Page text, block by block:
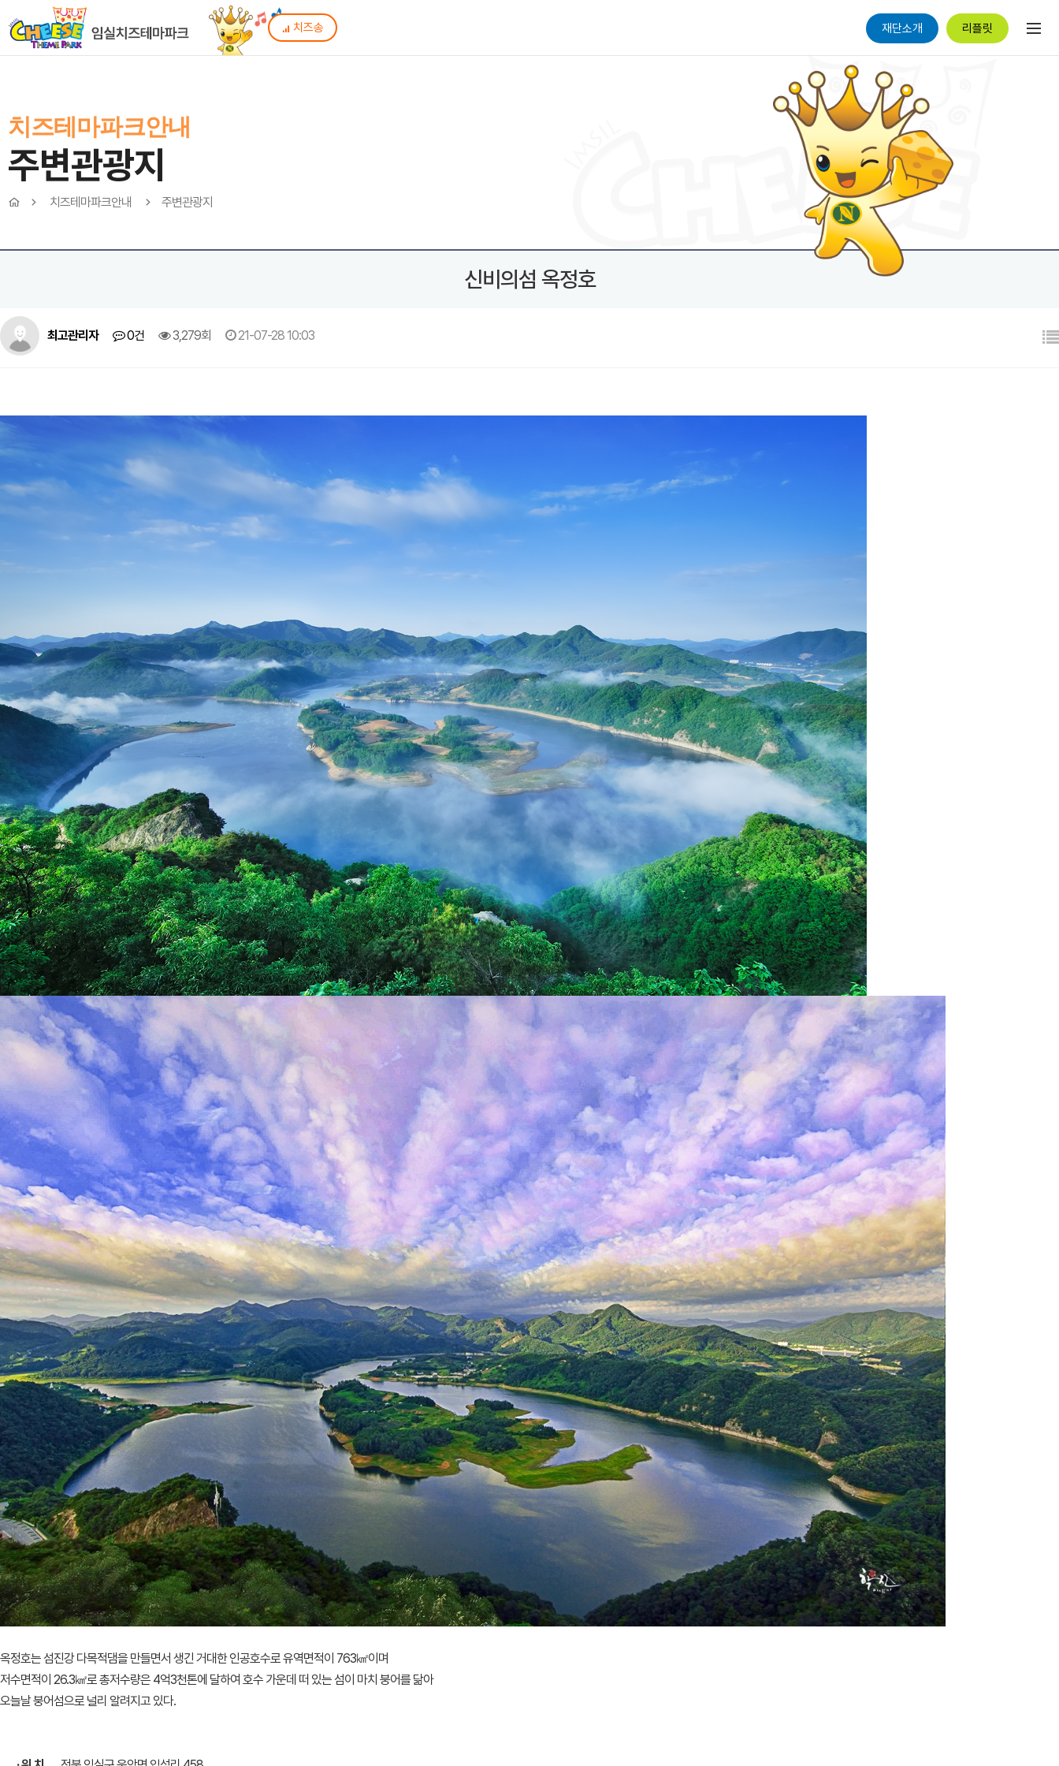
치즈송 재단소개 리플릿
치즈테마파크안내
주변관광지
치즈테마파크안내 주변관광지
신비의섬 옥정호
최고관리자 0건 3,279회 21-07-28 10:03
옥정호는 섬진강 다목적댐을 만들면서 생긴 거대한 인공호수로 유역면적이 763㎢이며
저수면적이 26.3㎢로 총저수량은 4억3천톤에 달하여 호수 가운데 떠 있는 섬이 마치 붕어를 닮아
오늘날 붕어섬으로 널리 알려지고 있다.